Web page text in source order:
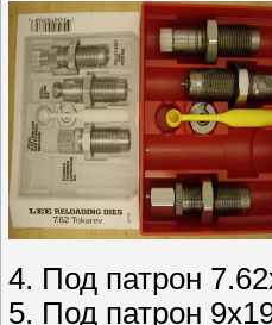
4. Под патрон
5. Под патрон